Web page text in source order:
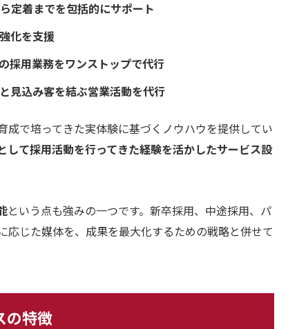
定着までを包括的にサポート
化を支援
採用業務をワンストップで代行
見込み客を結ぶ営業活動を代行
で培ってきた実体験に基づくノウハウを提供してい
して採用活動を行ってきた経験を活かしたサービス設
という点も強みの一つです。新卒採用、中途採用、パ
じた媒体を、成果を最大化するための戦略と併せて
の特徴